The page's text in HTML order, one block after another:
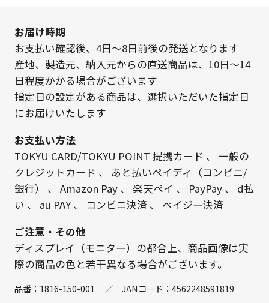
お届け時期
お支払い確認後、4日～8日前後の発送となります
産地、製造元、納入元からの直送商品は、10日～14
日程度かかる場合がございます
指定日の設定がある商品は、選択いただいた指定日
にお届けいたします
お支払い方法
TOKYU CARD/TOKYU POINT 提携カード 、 一般の
クレジットカード 、 あと払いペイディ（コンビニ/
銀行）
、 Amazon Pay、 楽天ペイ 、 PayPay、 d払
い 、 au PAY、 コンビニ決済 、 ペイジー決済
ご注意・その他
ディスプレイ（モニター）の都合上、商品画像は実
際の商品の色と若干異なる場合がございます。
品番： 1816-150-001 ／ JANコード： 4562248591819